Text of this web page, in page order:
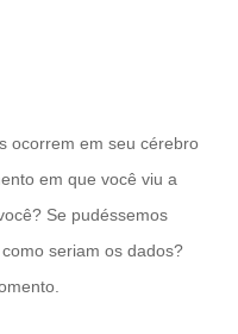
ocorrem em seu cérebro
em que você viu a
Se pudéssemos
seriam os dados?